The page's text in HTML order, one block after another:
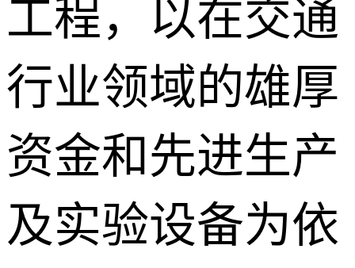
工程，以在交通
行业领域的雄厚
资金和先进生产
及实验设备为依